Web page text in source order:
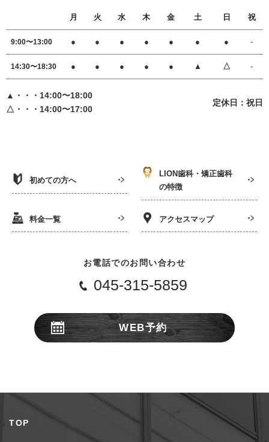
初めての方へ
LION歯科・矯正歯科
の特徴
料金一覧 アクセスマップ
月 火 水 木 金 土 日 祝
9:00〜13:00 ● ● ● ● ● ● ● -
14:30〜18:30 ● ● ● ● ● ▲ △ -
▲・・・14:00〜18:00
△・・・14:00〜17:00
定休日：祝日
お電話でのお問い合わせ
045-315-5859
WEB予約
TOP